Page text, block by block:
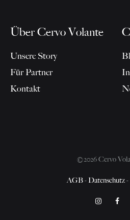
Über Cervo Volante
Unsere Story
Für Partner
Kontakt
Instagram
©2026 Cervo
AGB- Datenschutz-